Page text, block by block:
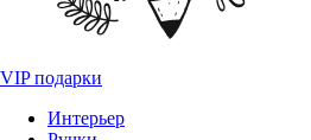
VIP подарки
Интерьер